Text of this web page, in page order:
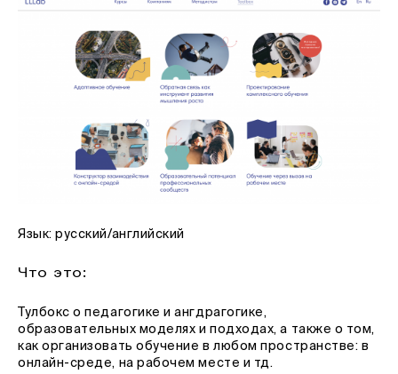
Язык: русский/английский
Что это:
Тулбокс о педагогике и ангдрагогике,
образовательных моделях и подходах, а также о том,
как организовать обучение в любом пространстве: в
онлайн-среде, на рабочем месте и тд.